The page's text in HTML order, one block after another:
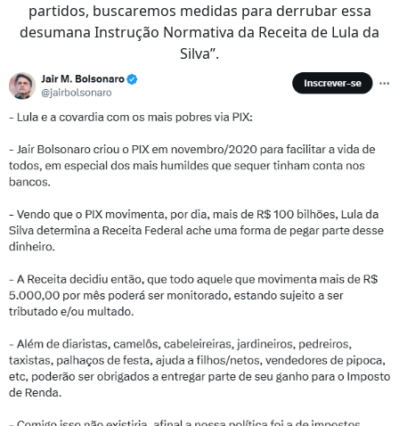
partidos, buscaremos medidas para derrubar essa
desumana Instrução Normativa da Receita de Lula da
Silva”.